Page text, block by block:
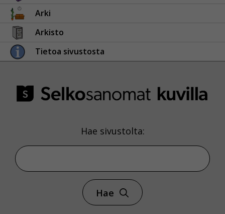
Arki
Arkisto
Tietoa sivustosta
Hae sivustolta:
Hae